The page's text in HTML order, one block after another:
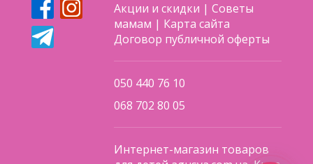
Акции и скидки |Советы
мамам | Карта сайта
Договор публичной оферты
050 440 76 10
068 702 80 05
Интернет-магазин товаров